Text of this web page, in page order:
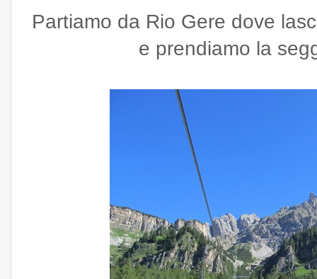
Partiamo da Rio Gere dove
e prendiamo la